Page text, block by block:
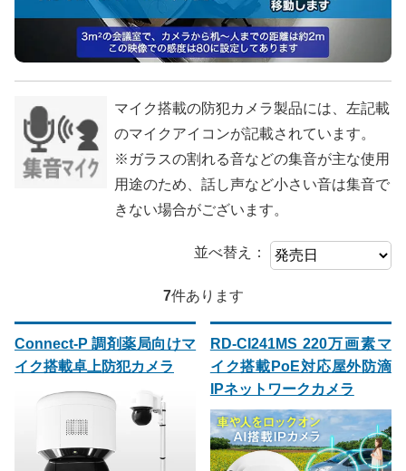
マイク搭載の防犯カメラ製品には、左記載
のマイクアイコンが記載されています。
※ガラスの割れる音などの集音が主な使用
用途のため、話し声など小さい音は集音で
きない場合がございます。
並べ替え：
7件あります
Connect-P 調剤薬局向けマ
イク搭載卓上防犯カメラ
RD-CI241MS 220万画素マ
イク搭載PoE対応屋外防滴
IPネットワークカメラ